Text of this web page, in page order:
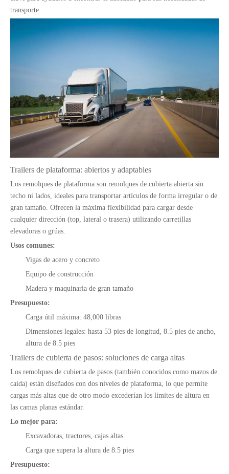
transporte.
Trailers de plataforma: abiertos y adaptables
Los remolques de plataforma son remolques de cubierta abierta sin
techo ni lados, ideales para transportar artículos de forma irregular o de
gran tamaño. Ofrecen la máxima flexibilidad para cargar desde
cualquier dirección (top, lateral o trasera) utilizando carretillas
elevadoras o grúas.
Usos comunes:
Vigas de acero y concreto
Equipo de construcción
Madera y maquinaria de gran tamaño
Presupuesto:
Carga útil máxima: 48,000 libras
Dimensiones legales: hasta 53 pies de longitud, 8.5 pies de ancho,
altura de 8.5 pies
Trailers de cubierta de pasos: soluciones de carga altas
Los remolques de cubierta de pasos (también conocidos como mazos de
caída) están diseñados con dos niveles de plataforma, lo que permite
cargas más altas que de otro modo excederían los límites de altura en
las camas planas estándar.
Lo mejor para:
Excavadoras, tractores, cajas altas
Carga que supera la altura de 8.5 pies
Presupuesto: